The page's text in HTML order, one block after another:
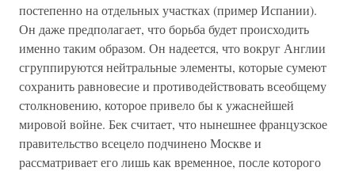
постепенно на отдельных участках (пример Испании).
Он даже предполагает, что борьба будет происходить
именно таким образом. Он надеется, что вокруг Англии
сгруппируются нейтральные элементы, которые сумеют
сохранить равновесие и противодействовать всеобщему
столкновению, которое привело бы к ужаснейшей
мировой войне. Бек считает, что нынешнее французское
правительство всецело подчинено Москве и
рассматривает его лишь как временное, после которого